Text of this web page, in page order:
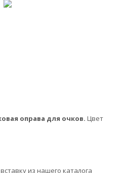
оправа для очков. Цвет
из нашего каталога